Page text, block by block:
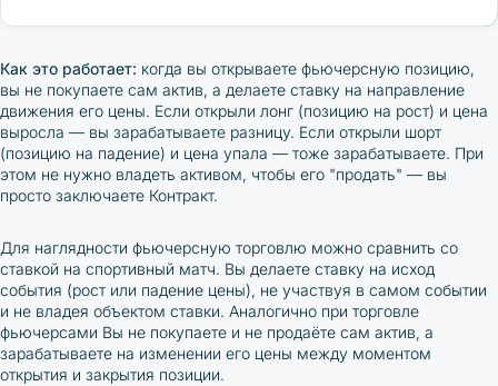
против позиции, убытки также умножаются на размер
ликвидация— биржа принудительно закрывает позицию. В
этом случае трейдер теряет внесённую маржу, ноне
остаётся должен бирже: ликвидация происходит
автоматически и не превращается в долговое
обязательство, как банковский кредит.
это производные финансовые инструменты (деривативы),
актива по заранее определённой цене в будущем. В
отличие от спотовой торговли, где вы покупаете реальный
актив (например, физически владеете биткоинами на
своём кошельке), при торговле фьючерсами вы
заключаете договор наразницу в ценемежду моментом
открытия и закрытия позиции.
Как это работает: когда вы открываете фьючерсную позицию,
вы не покупаете сам актив, а делаете ставку на направление
движения его цены. Если открыли лонг (позицию на рост) и цена
выросла — вы зарабатываете разницу. Если открыли шорт
(позицию на падение) и цена упала — тоже зарабатываете. При
этом не нужно владеть активом, чтобы его "продать" — вы
просто заключаете Контракт.
Для наглядности фьючерсную торговлю можно сравнить со
ставкой на спортивный матч. Вы делаете ставку на исход
события (рост или падение цены), не участвуя в самом событии
и не владея объектом ставки. Аналогично при торговле
фьючерсами Вы не покупаете и не продаёте сам актив, а
зарабатываете на изменении его цены между моментом
открытия и закрытия позиции.